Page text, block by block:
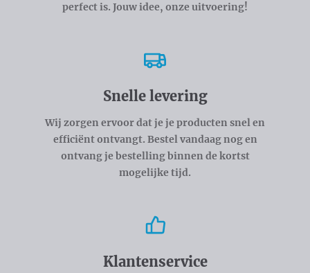
perfect is. Jouw idee, onze uitvoering!
Snelle levering
Wij zorgen ervoor dat je je producten snel en
efficiënt ontvangt. Bestel vandaag nog en
ontvang je bestelling binnen de kortst
mogelijke tijd.
Klantenservice